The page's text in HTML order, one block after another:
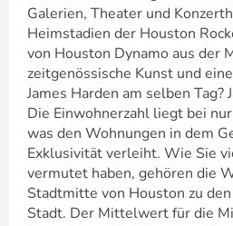
Galerien, Theater und
Heimstadien der Houston
von Houston Dynamo aus der
zeitgenössische Kunst und
James Harden am selben Tag?
Die Einwohnerzahl liegt bei
was den Wohnungen in dem
Exklusivität verleiht. Wie Sie
vermutet haben, gehören die
Stadtmitte von Houston zu
Stadt. Der Mittelwert für die